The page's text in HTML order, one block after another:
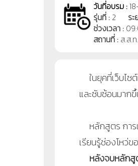
วันที่อบรม :
รุ่นที่ : 2 ระ
ช่วงเวลา :
สถานที่ : ส.ส.
ในยุคที่เว็บไซ
และซับซ้อนมาก
หลักสูตร การ
เรียนรู้ช่องโหว่
หลังจบหลักสู